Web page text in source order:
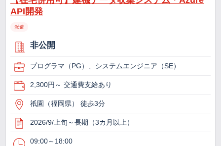
API開発
派遣
非公開
プログラマ（PG）、システムエンジニア（SE）
2,300円～ 交通費支給あり
祇園（福岡県） 徒歩3分
2026/9/上旬～長期（3カ月以上）
09:00～18:00